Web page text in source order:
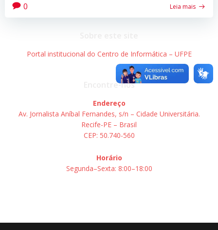
0 Leia mais
Portal institucional do Centro de Informática – UFPE
Encontre-nos
Endereço
Av. Jornalista Aníbal Fernandes, s/n – Cidade Universitária.
Recife-PE – Brasil
CEP: 50.740-560
Horário
Segunda–Sexta: 8:00–18:00